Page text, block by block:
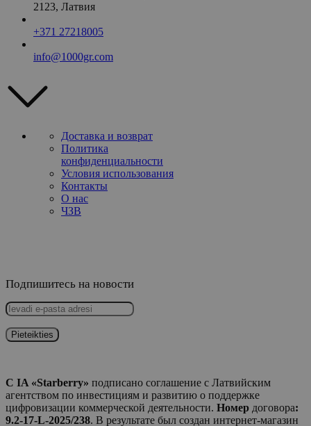
2123, Латвия
+371 27218005
info@1000gr.com
Доставка и возврат
Политика
конфиденциальности
Условия использования
Контакты
О нас
ЧЗВ
Подпишитесь на новости
С IA «Starberry» подписано соглашение с Латвийским
агентством по инвестициям и развитию о поддержке
цифровизации коммерческой деятельности. Номер договора:
9.2-17-L-2025/238. В результате был создан интернет-магазин